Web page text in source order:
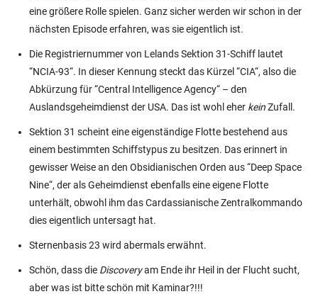
eine größere Rolle spielen. Ganz sicher werden wir schon in der
nächsten Episode erfahren, was sie eigentlich ist.
Die Registriernummer von Lelands Sektion 31-Schiff lautet
“NCIA-93“. In dieser Kennung steckt das Kürzel “CIA“, also die
Abkürzung für “Central Intelligence Agency“ – den
Auslandsgeheimdienst der USA. Das ist wohl eher keinZufall.
Sektion 31 scheint eine eigenständige Flotte bestehend aus
einem bestimmten Schiffstypus zu besitzen. Das erinnert in
gewisser Weise an den Obsidianischen Orden aus “Deep Space
Nine“, der als Geheimdienst ebenfalls eine eigene Flotte
unterhält, obwohl ihm das Cardassianische Zentralkommando
dies eigentlich untersagt hat.
Sternenbasis 23 wird abermals erwähnt.
Schön, dass die Discoveryam Ende ihr Heil in der Flucht sucht,
aber was ist bitte schön mit Kaminar?!!!